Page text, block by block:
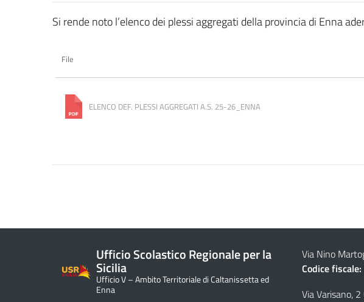
Si rende noto l’elenco dei plessi aggregati della provincia di Enna
File
ELENCO DEF. PLESSI AGGREGATI A.S. 25-26_ENNA
Ufficio Scolastico Regionale per la
Sicilia
Ufficio V – Ambito Territoriale di Caltanissetta ed
Enna
Via Nino
Codice fiscale:
Via Varisano,